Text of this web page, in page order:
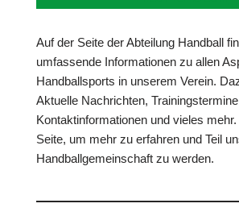
Auf der Seite der Abteilung Handball
umfassende Informationen zu allen
Handballsports in unserem Verein.
Aktuelle Nachrichten,
Kontaktinformationen und vieles
Seite, um mehr zu erfahren und Teil
Handballgemeinschaft zu werden.